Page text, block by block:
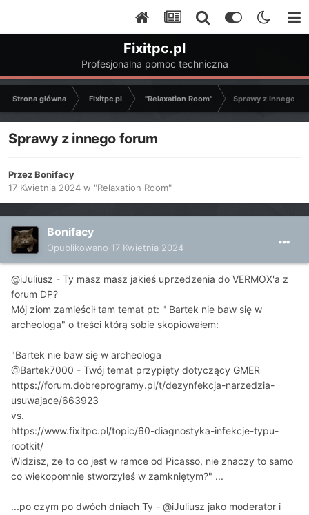
Fixitpc.pl
Profesjonalna pomoc techniczna
Strona główna Fixitpc.pl "Relaxation Room" Sprawy z innego
Sprawy z innego forum
PrzezBonifacy
17 Kwietnia 2024 w "Relaxation Room"
Bonifacy
Opublikowano 17 Kwietnia 2024
@iJuliusz - Ty masz masz jakieś uprzedzenia do VERMOX'a z
forum DP?
Mój ziom zamieścił tam temat pt: " Bartek nie baw się w
archeologa" o treści którą sobie skopiowałem:
"Bartek nie baw się w archeologa
@Bartek7000 - Twój temat przypięty dotyczący GMER
https://forum.dobreprogramy.pl/t/dezynfekcja-narzedzia-
usuwajace/663923
vs.
https://www.fixitpc.pl/topic/60-diagnostyka-infekcje-typu-
rootkit/
Widzisz, że to co jest w ramce od Picasso, nie znaczy to samo
co wiekopomnie stworzyłeś w zamkniętym?" ...
...po czym po dwóch dniach Ty - @iJuliusz jako moderator i